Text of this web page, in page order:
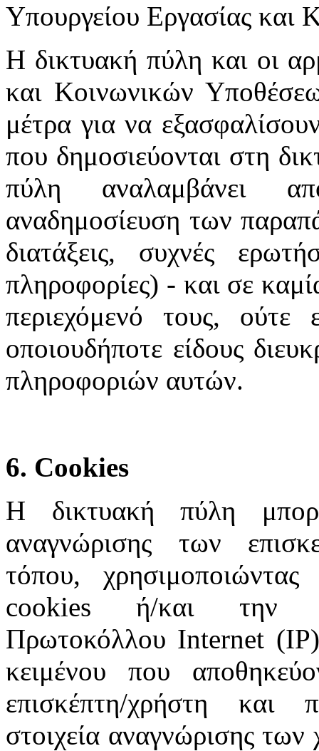
Υπουργείου Εργασίας και
Η δικτυακή πύλη και οι
και Κοινωνικών
μέτρα για να
που δημοσιεύονται στη
πύλη αναλαμβάνει
αναδημοσίευση των
διατάξεις, συχνές
πληροφορίες) - και σε
περιεχόμενό τους, ούτε
οποιουδήποτε είδους
πληροφοριών αυτών.
6. Cookies
Η δικτυακή πύλη
αναγνώρισης των
τόπου, χρησιμοποιώντας
cookies ή/και την
Πρωτοκόλλου Internet
κειμένου που
επισκέπτη/χρήστη και
στοιχεία αναγνώρισης